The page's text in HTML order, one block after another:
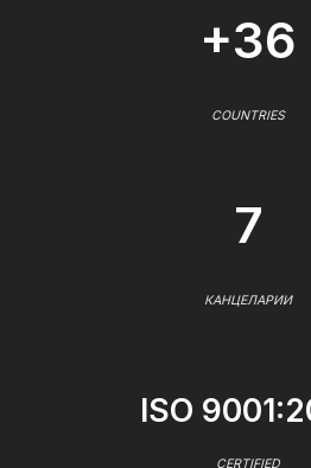
+36
COUNTRIES
7
КАНЦЕЛАРИИ
ISO
CERTIFIED